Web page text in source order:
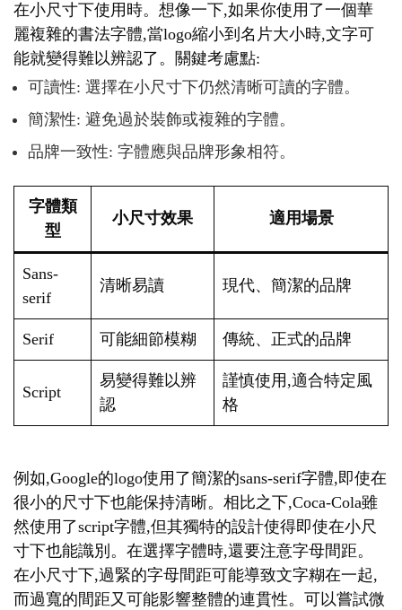
在小尺寸下使用時。想像一下,如果你使用了一個華
麗複雜的書法字體,當logo縮小到名片大小時,文字可
能就變得難以辨認了。關鍵考慮點:
可讀性: 選擇在小尺寸下仍然清晰可讀的字體。
簡潔性: 避免過於裝飾或複雜的字體。
品牌一致性: 字體應與品牌形象相符。
字體類
型
小尺寸效果 適用場景
Sans-
serif
清晰易讀 現代、簡潔的品牌
Serif 可能細節模糊 傳統、正式的品牌
Script
易變得難以辨
認
謹慎使用,適合特定風
格
例如,Google的logo使用了簡潔的sans-serif字體,即使在
很小的尺寸下也能保持清晰。相比之下,Coca-Cola雖
然使用了script字體,但其獨特的設計使得即使在小尺
寸下也能識別。在選擇字體時,還要注意字母間距。
在小尺寸下,過緊的字母間距可能導致文字糊在一起,
而過寬的間距又可能影響整體的連貫性。可以嘗試微